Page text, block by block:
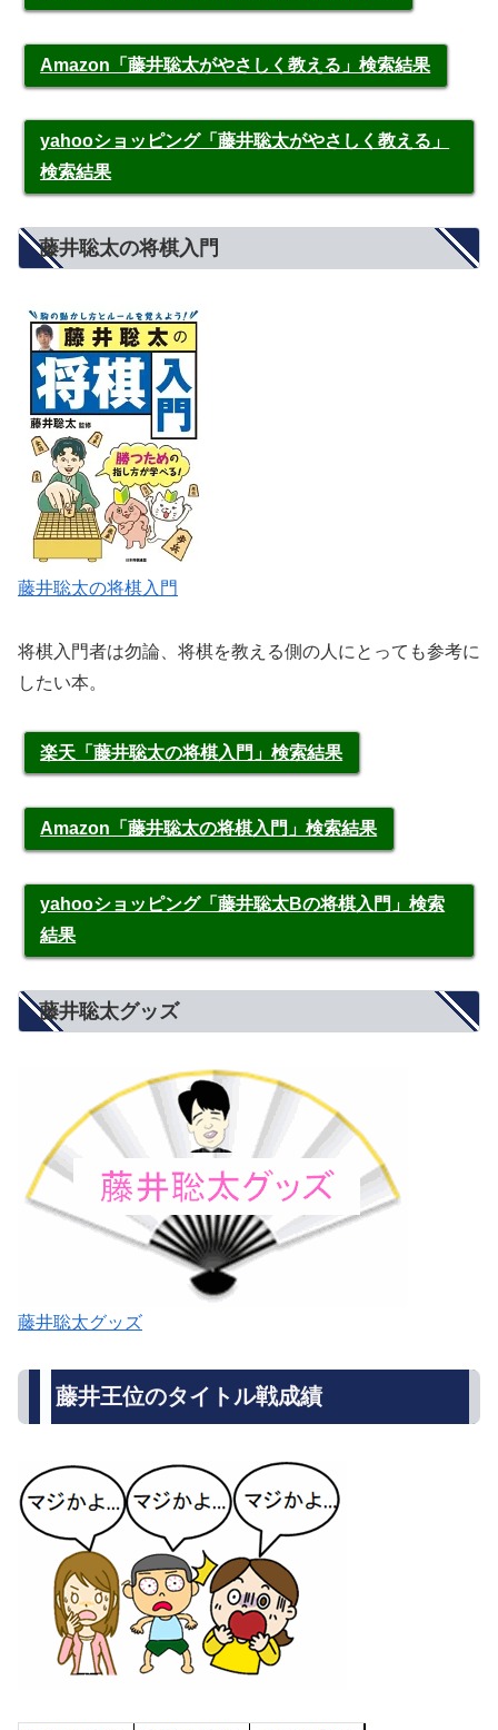
Amazon「藤井聡太がやさしく教える」検索結果
yahooショッピング「藤井聡太がやさしく教える」
検索結果
藤井聡太の将棋入門
藤井聡太の将棋入門
将棋入門者は勿論、将棋を教える側の人にとっても参考に
したい本。
楽天「藤井聡太の将棋入門」検索結果
Amazon「藤井聡太の将棋入門」検索結果
yahooショッピング「藤井聡太Bの将棋入門」検索
結果
藤井聡太グッズ
藤井聡太グッズ
藤井王位のタイトル戦成績